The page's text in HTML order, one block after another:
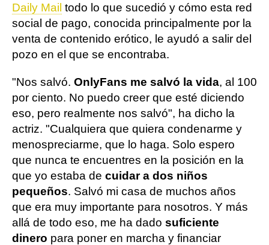
Daily Mail todo lo que sucedió y cómo esta red
social de pago, conocida principalmente por la
venta de contenido erótico, le ayudó a salir del
pozo en el que se encontraba.
"Nos salvó. OnlyFans me salvó la vida, al 100
por ciento. No puedo creer que esté diciendo
eso, pero realmente nos salvó", ha dicho la
actriz. "Cualquiera que quiera condenarme y
menospreciarme, que lo haga. Solo espero
que nunca te encuentres en la posición en la
que yo estaba de cuidar a dos niños
pequeños. Salvó mi casa de muchos años
que era muy importante para nosotros. Y más
allá de todo eso, me ha dado suficiente
dinero para poner en marcha y financiar